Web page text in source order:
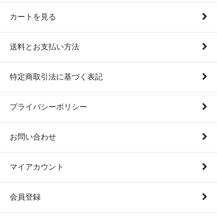
カートを見る
送料とお支払い方法
特定商取引法に基づく表記
プライバシーポリシー
お問い合わせ
マイアカウント
会員登録